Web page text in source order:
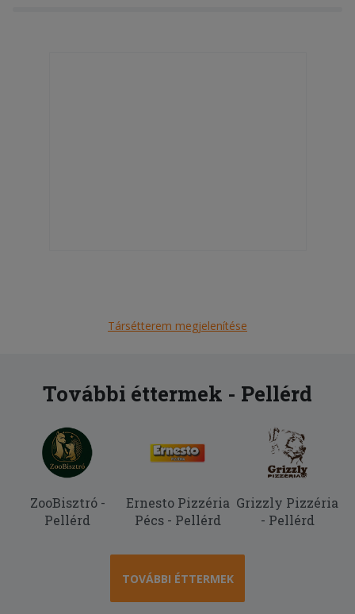
Társétterem megjelenítése
További éttermek - Pellérd
ZooBisztró -
Pellérd
Ernesto Pizzéria
Pécs - Pellérd
Grizzly Pizzéria
- Pellérd
TOVÁBBI ÉTTERMEK